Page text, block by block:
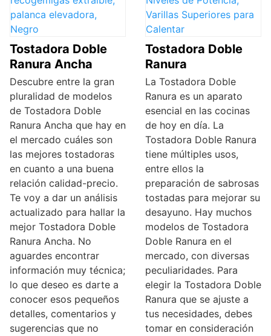
Tostadora Doble
Ranura Ancha
Descubre entre la gran
pluralidad de modelos
de Tostadora Doble
Ranura Ancha que hay en
el mercado cuáles son
las mejores tostadoras
en cuanto a una buena
relación calidad-precio.
Te voy a dar un análisis
actualizado para hallar la
mejor Tostadora Doble
Ranura Ancha. No
aguardes encontrar
información muy técnica;
lo que deseo es darte a
conocer esos pequeños
detalles, comentarios y
sugerencias que no
Tostadora Doble
Ranura
La Tostadora Doble
Ranura es un aparato
esencial en las cocinas
de hoy en día. La
Tostadora Doble Ranura
tiene múltiples usos,
entre ellos la
preparación de sabrosas
tostadas para mejorar su
desayuno. Hay muchos
modelos de Tostadora
Doble Ranura en el
mercado, con diversas
peculiaridades. Para
elegir la Tostadora Doble
Ranura que se ajuste a
tus necesidades, debes
tomar en consideración